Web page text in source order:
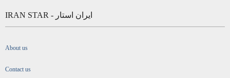
IRAN STAR - ایران استار
About us
Contact us